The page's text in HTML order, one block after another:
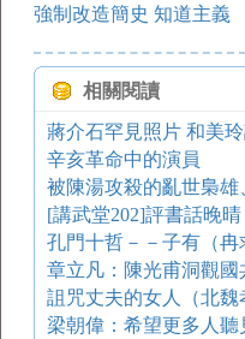
強制改造簡史 知道主義
相關閱讀
蔣介石罕見照片 和美
辛亥革命中的演員
被陳湯攻殺的亂世梟雄
[講武堂202]評書話晚
章立凡：陳光甫洞觀國
詛咒丈夫的女人（北魏